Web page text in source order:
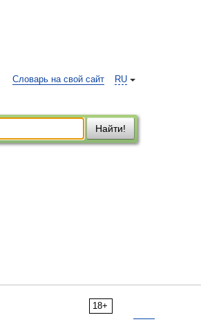
RU
Словарь на свой сайт
Найти!
18+